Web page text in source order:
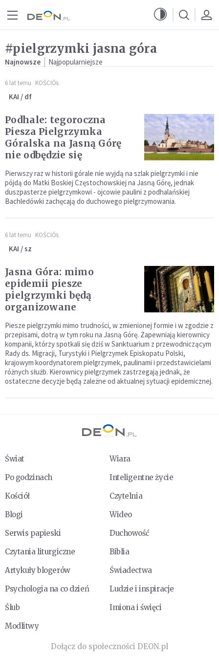
#pielgrzymki jasna góra
Najnowsze Najpopularniejsze
6 lat temu KOŚCIÓŁ
KAI / df
Podhale: tegoroczna
Piesza Pielgrzymka
Góralska na Jasną Górę
nie odbędzie się
Pierwszy raz w historii górale nie wyjdą na szlak pielgrzymki i nie
pójdą do Matki Boskiej Częstochowskiej na Jasną Górę, jednak
duszpasterze pielgrzymkowi - ojcowie paulini z podhalańskiej
Bachledówki zachęcają do duchowego pielgrzymowania.
6 lat temu KOŚCIÓŁ
KAI / sz
Jasna Góra: mimo
epidemii piesze
pielgrzymki będą
organizowane
Piesze pielgrzymki mimo trudności, w zmienionej formie i w zgodzie z
przepisami, dotrą w tym roku na Jasną Górę. Zapewniają kierownicy
kompanii, którzy spotkali się dziś w Sanktuarium z przewodniczącym
Rady ds. Migracji, Turystyki i Pielgrzymek Episkopatu Polski,
krajowym koordynatorem pielgrzymek, paulinami i przedstawicielami
różnych służb. Kierownicy pielgrzymek zastrzegają jednak, że
ostateczne decyzje będą zależne od aktualnej sytuacji epidemicznej.
Świat
Wiara
Po godzinach
Inteligentne życie
Kościół
Czytelnia
Blogi
Wideo
Serwis papieski
Duchowość
Czytania liturgiczne
Biblia
Artykuły blogerów
Świadectwa
Psychologia na co dzień
Ludzie i inspiracje
Ślub
Imiona i święci
Modlitwy
Dołącz do społeczności DEON.pl